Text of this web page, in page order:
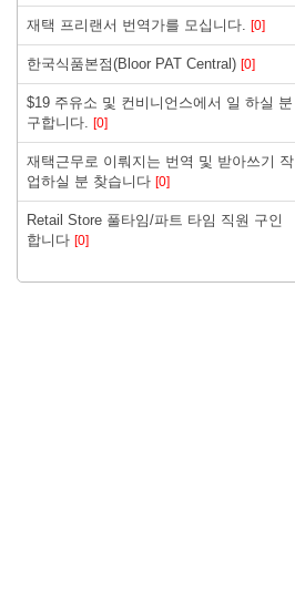
재택 프리랜서 번역가를 모십니다. [0]
한국식품본점(Bloor PAT Central) [0]
$19 주유소 및 컨비니언스에서 일 하실 분
구합니다. [0]
재택근무로 이뤄지는 번역 및 받아쓰기 작
업하실 분 찾습니다 [0]
Retail Store 풀타임/파트 타임 직원 구인
합니다 [0]